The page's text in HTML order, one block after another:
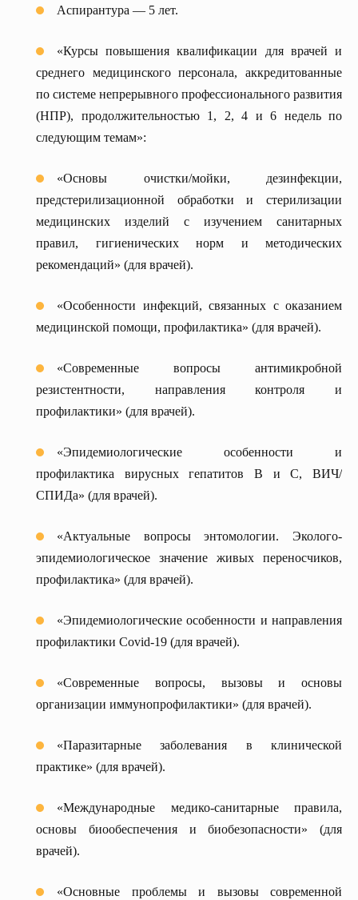
Аспирантура — 5 лет.
«Курсы повышения квалификации для врачей и
среднего медицинского персонала, аккредитованные
по системе непрерывного профессионального развития
(НПР), продолжительностью 1, 2, 4 и 6 недель по
следующим темам»:
«Основы очистки/мойки, дезинфекции,
предстерилизационной обработки и стерилизации
медицинских изделий с изучением санитарных
правил, гигиенических норм и методических
рекомендаций» (для врачей).
«Особенности инфекций, связанных с оказанием
медицинской помощи, профилактика» (для врачей).
«Современные вопросы антимикробной
резистентности, направления контроля и
профилактики» (для врачей).
«Эпидемиологические особенности и
профилактика вирусных гепатитов B и C, ВИЧ/
СПИДа» (для врачей).
«Актуальные вопросы энтомологии. Эколого-
эпидемиологическое значение живых переносчиков,
профилактика» (для врачей).
«Эпидемиологические особенности и направления
профилактики Covid-19 (для врачей).
«Современные вопросы, вызовы и основы
организации иммунопрофилактики» (для врачей).
«Паразитарные заболевания в клинической
практике» (для врачей).
«Международные медико-санитарные правила,
основы биообеспечения и биобезопасности» (для
врачей).
«Основные проблемы и вызовы современной